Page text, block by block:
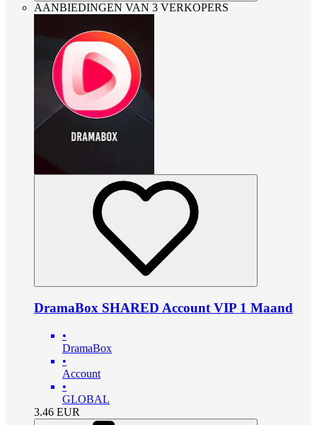
AANBIEDINGEN VAN 3 VERKOPERS
DramaBox SHARED Account VIP 1 Maand
•
DramaBox
•
Account
•
GLOBAL
3.46 EUR